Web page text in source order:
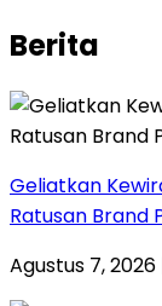
Berita
‎Geliatkan
Ratusan Brand
Agustus 7, 2026